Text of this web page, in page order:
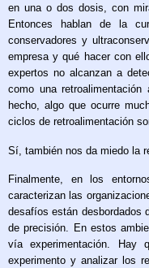
en una o dos dosis, con
Entonces hablan de la
conservadores y
empresa y qué hacer con
expertos no alcanzan a
como una
hecho, algo que ocurre
ciclos de retroalimentación
Sí, también nos da miedo la
Finalmente, en los
caracterizan las
desafíos están desbordados
de precisión. En estos
vía experimentación. Hay
experimento y analizar los